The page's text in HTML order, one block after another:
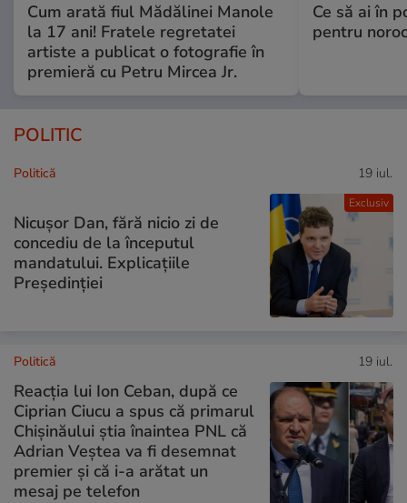
Cum arată fiul Mădălinei Manole
la 17 ani! Fratele regretatei
artiste a publicat o fotografie în
premieră cu Petru Mircea Jr.
Ce să ai în
pentru
POLITIC
Exclusiv
Politică 19 iul.
Nicușor Dan, fără nicio zi de
concediu de la începutul
mandatului. Explicațiile
Președinției
Politică 19 iul.
Reacția lui Ion Ceban, după ce
Ciprian Ciucu a spus că primarul
Chișinăului știa înaintea PNL că
Adrian Veștea va fi desemnat
premier și că i-a arătat un
mesaj pe telefon